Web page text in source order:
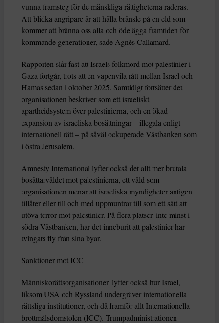
vunna framsteg för de mänskliga rättigheterna raderas.
Att blidka angripare är att hälla bränsle på en eld som
kommer att bränna oss alla och ödelägga framtiden för
kommande generationer, sade Agnès Callamard.
Rapporten slår fast att Israels folkmord mot palestinier i
Gaza fortgår, trots att en vapenvila rått mellan Israel och
Hamas sedan i oktober 2025. Samtidigt fortsätter det
organisationen beskriver som ett israeliskt
apartheidsystem över palestinierna, och en ökad
expansion av israeliska bosättningar – illegala enligt
internationell rätt – på såväl ockuperade Västbanken som
i östra Jerusalem.
Amnesty International lyfter också det allt mer brutala
bosättarvåldet mot palestinierna, ett våld som
organisationen menar att israeliska myndigheter antigen
tillåter eller till och med uppmuntrar till som ett sätt att
utöva terror mot palestinier. På flera platser, inte minst i
södra Västbanken, har det inneburit att palestinier har
tvingats fly från sina byar.
Sanktioner mot ICC
Människorättsorganisationen lyfter också hur Israel,
liksom USA och Ryssland undergräver internationella
rättsliga institutioner, och då framför allt Internationella
brottmålsdomstolen (ICC). Trumpadministrationen